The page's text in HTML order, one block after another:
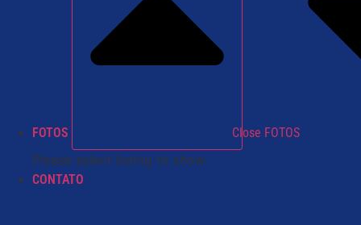
FOTOS Close FOTOS
Please select listing to show.
CONTATO